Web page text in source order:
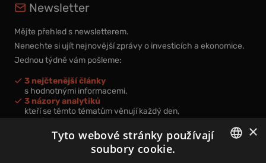
Newsletter
Mějte přehled s newsletterem.
Nenechte si ujít nejnovější zprávy o investicích a ekonomice.
Jednou týdně vám pošleme:
3 nejčtenější články
s hodnotnými informacemi,
3 názory analytiků
kteří se těmto tématům věnují každý den,
nová videa a podcasty
k prohloubení vašich znalostí.
×
Tyto webové stránky používají
soubory cookie.